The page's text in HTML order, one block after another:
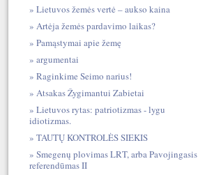
Lietuvos žemės vertė – aukso kaina
Artėja žemės pardavimo laikas?
Pamąstymai apie žemę
argumentai
Raginkime Seimo narius!
Atsakas Žygimantui Zabietai
Lietuvos rytas: patriotizmas - lygu
idiotizmas.
TAUTŲ KONTROLĖS SIEKIS
Smegenų plovimas LRT, arba Pavojingasis
referendūmas II